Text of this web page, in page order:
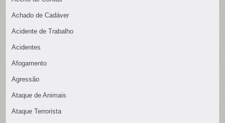
Achado de Cadáver
Acidente de Trabalho
Acidentes
Afogamento
Agressão
Ataque de Animais
Ataque Terrorista